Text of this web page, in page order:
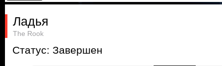
Ладья
The Rook
Статус: Завершен